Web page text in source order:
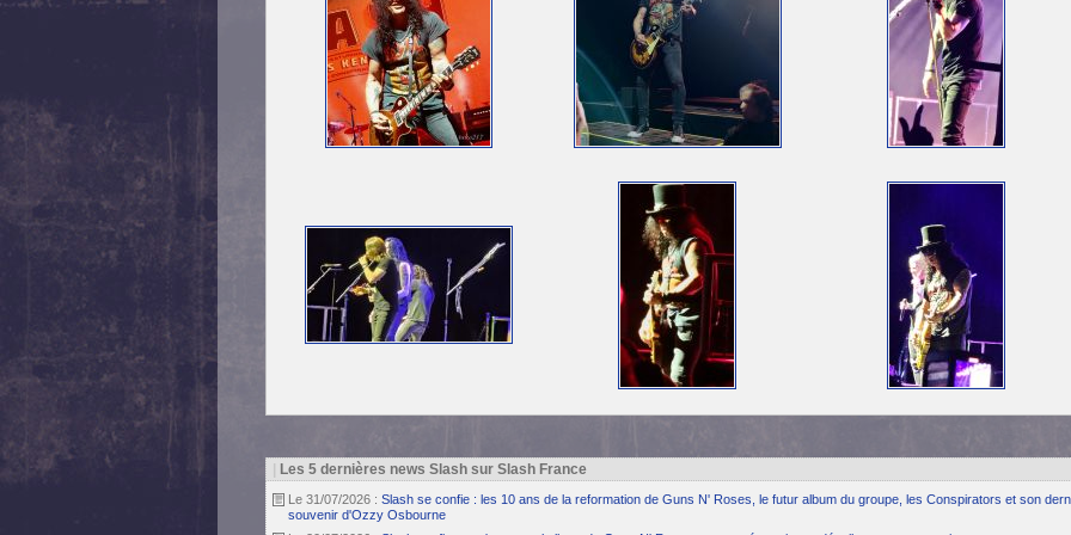
Les 5 dernières news Slash sur Slash France
Le 31/07/2026 : Slash se confie : les 10 ans de la reformation de Guns N' Roses, le futur album du groupe, les Conspirators et son
souvenir d'Ozzy Osbourne